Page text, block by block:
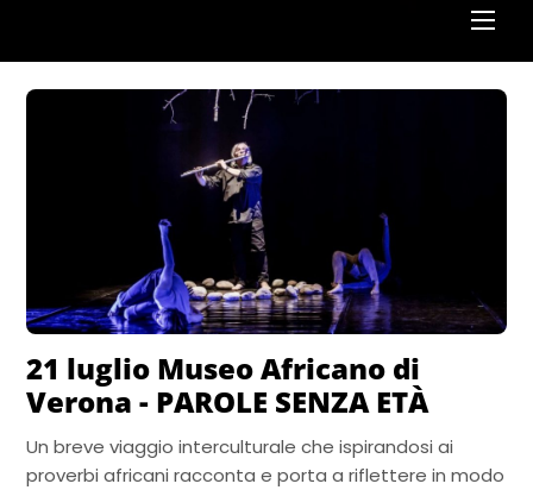
21 luglio Museo Africano di
Verona -​​ PAROLE SENZA ETÀ
Un breve viaggio interculturale che ispirandosi ai
proverbi africani racconta e porta a riflettere in modo